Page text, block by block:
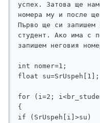
успех. Затова ще
номера му и после
Първо ще си
студент. Ако има с
запишем неговия
int nomer=1;
float su=SrUspeh[1];
for (i=2;
{
if (SrUspeh[i]>su)